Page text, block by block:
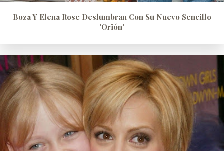
Boza Y Elena Rose Deslumbran Con Su Nuevo Sencillo
'Orión'